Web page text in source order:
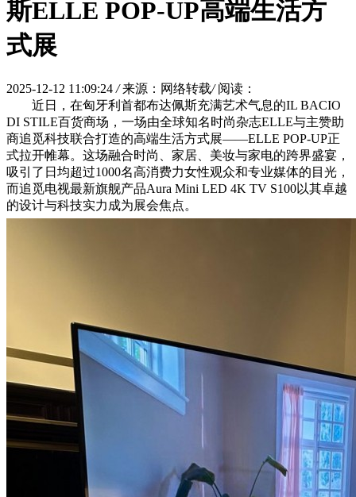
斯ELLE POP-UP高端生活方
式展
2025-12-12 11:09:24 / 来源：网络转载/ 阅读：
近日，在匈牙利首都布达佩斯充满艺术气息的IL BACIO
DI STILE百货商场，一场由全球知名时尚杂志ELLE与主赞助
商追觅科技联合打造的高端生活方式展——ELLE POP-UP正
式拉开帷幕。这场融合时尚、家居、美妆与家电的跨界盛宴，
吸引了日均超过1000名高消费力女性观众和专业媒体的目光，
而追觅电视最新旗舰产品Aura Mini LED 4K TV S100以其卓越
的设计与科技实力成为展会焦点。